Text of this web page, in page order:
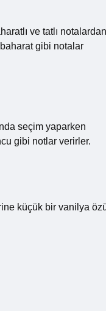
ve tatlı notalardan
gibi notalar
seçim yaparken
gibi notlar verirler.
küçük bir vanilya